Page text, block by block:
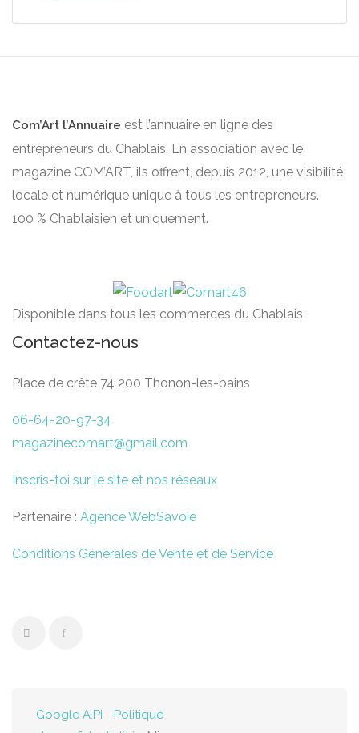
Com’Art l’Annuaire est l’annuaire en ligne des
entrepreneurs du Chablais. En association avec le
magazine COM’ART, ils offrent, depuis 2012, une visibilité
locale et numérique unique à tous les entrepreneurs.
100 % Chablaisien et uniquement.
Disponible dans tous les commerces du Chablais
Contactez-nous
Place de crête 74 200 Thonon-les-bains
06-64-20-97-34
magazinecomart@gmail.com
Inscris-toi sur le site et nos réseaux
Partenaire : Agence WebSavoie
Conditions Générales de Vente et de Service
Google A.PI - Politique